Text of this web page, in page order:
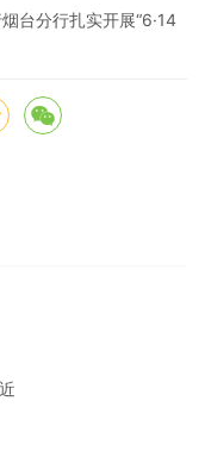
台分行扎实开展“6·14